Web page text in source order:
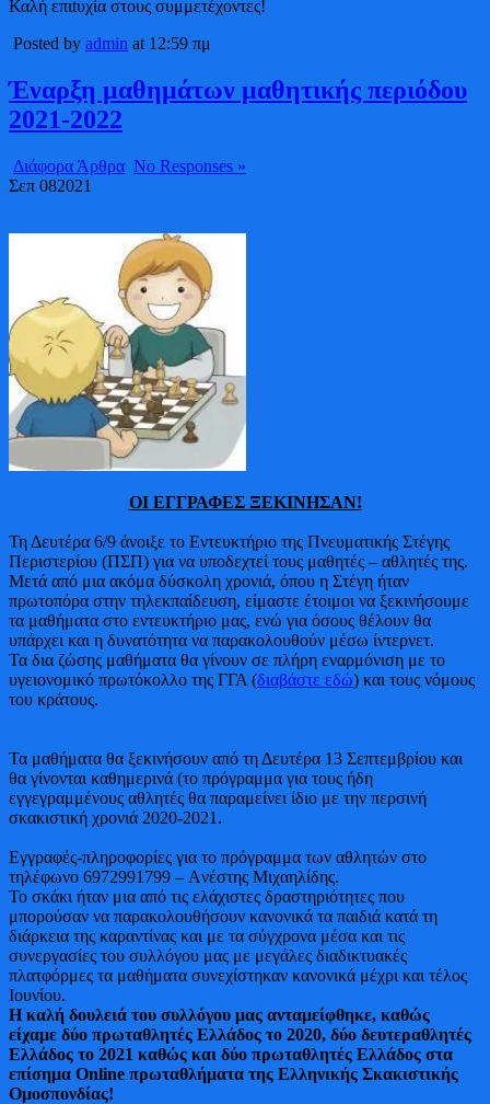
Καλή επιtυχία στους συμμετέχοντες!
Posted by admin at 12:59 πμ
Έναρξη μαθημάτων μαθητικής περιόδου
2021-2022
Διάφορα Άρθρα No Responses »
Σεπ 082021
ΟΙ ΕΓΓΡΑΦΕΣ ΞΕΚΙΝΗΣΑΝ!
Τη Δευτέρα 6/9 άνοιξε το Εντευκτήριο της Πνευματικής Στέγης
Περιστερίου (ΠΣΠ) για να υποδεχτεί τους μαθητές – αθλητές της.
Μετά από μια ακόμα δύσκολη χρονιά, όπου η Στέγη ήταν
πρωτοπόρα στην τηλεκπαίδευση, είμαστε έτοιμοι να ξεκινήσουμε
τα μαθήματα στο εντευκτήριο μας, ενώ για όσους θέλουν θα
υπάρχει και η δυνατότητα να παρακολουθούν μέσω ίντερνετ.
Τα δια ζώσης μαθήματα θα γίνουν σε πλήρη εναρμόνιση με το
υγειονομικό πρωτόκολλο της ΓΓΑ (διαβάστε εδώ) και τους νόμους
του κράτους.
Τα μαθήματα θα ξεκινήσουν από τη Δευτέρα 13 Σεπτεμβρίου και
θα γίνονται καθημερινά (το πρόγραμμα για τους ήδη
εγγεγραμμένους αθλητές θα παραμείνει ίδιο με την περσινή
σκακιστική χρονιά 2020-2021.
Εγγραφές-πληροφορίες για το πρόγραμμα των αθλητών στο
τηλέφωνο 6972991799 – Aνέστης Μιχαηλίδης.
Το σκάκι ήταν μια από τις ελάχιστες δραστηριότητες που
μπορούσαν να παρακολουθήσουν κανονικά τα παιδιά κατά τη
διάρκεια της καραντίνας και με τα σύγχρονα μέσα και τις
συνεργασίες του συλλόγου μας με μεγάλες διαδικτυακές
πλατφόρμες τα μαθήματα συνεχίστηκαν κανονικά μέχρι και τέλος
Ιουνίου.
Η καλή δουλειά του συλλόγου μας ανταμείφθηκε, καθώς
είχαμε δύο πρωταθλητές Ελλάδος το 2020, δύο δευτεραθλητές
Ελλάδος το 2021 καθώς και δύο πρωταθλητές Ελλάδος στα
επίσημα Online πρωταθλήματα της Ελληνικής Σκακιστικής
Ομοσπονδίας!